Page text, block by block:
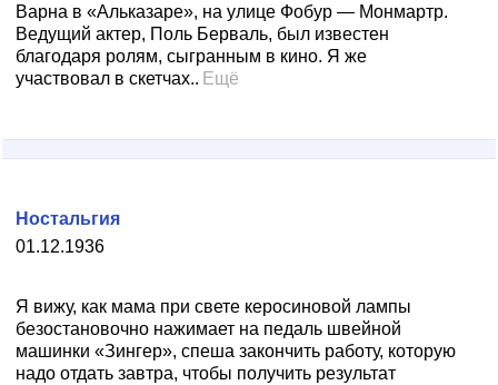
Варна в «Альказаре», на улице Фобур — Монмартр.
Ведущий актер, Поль Берваль, был известен
благодаря ролям, сыгранным в кино. Я же
участвовал в скетчах.. Ещё
01.12.1936
Ностальгия
Я вижу, как мама при свете керосиновой лампы
безостановочно нажимает на педаль швейной
машинки «Зингер», спеша закончить работу, которую
надо отдать завтра, чтобы получить результат